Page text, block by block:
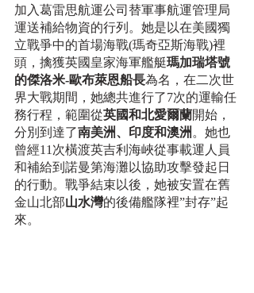
加入葛雷思航運公司替軍事航運管理局
運送補給物資的行列。她是以在美國獨
立戰爭中的首場海戰(瑪奇亞斯海戰)裡
頭，擒獲英國皇家海軍艦艇瑪加瑞塔號
的傑洛米-歐布萊恩船長為名，在二次世
界大戰期間，她總共進行了7次的運輸任
務行程，範圍從英國和北愛爾蘭開始，
分別到達了南美洲、印度和澳洲 。她也
曾經11次橫渡英吉利海峽從事載運人員
和補給到諾曼第海灘以協助攻擊發起日
的行動。戰爭結束以後，她被安置在舊
金山北部山水灣的後備艦隊裡”封存”起
來。